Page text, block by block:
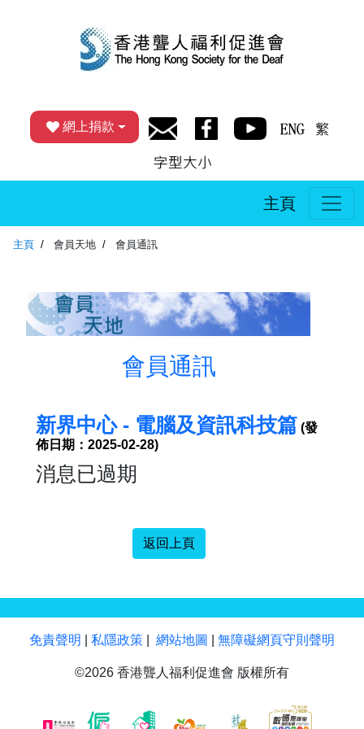
網上捐款
主頁
主頁 會員天地 會員通訊
會員通訊
新界中心 - 電腦及資訊科技篇 (發
佈日期：2025-02-28)
消息已過期
返回上頁
免責聲明 私隱政策 網站地圖 無障礙網頁守則聲明
©2026 香港聾人福利促進會 版權所有